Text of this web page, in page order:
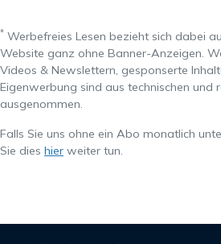
* Werbefreies Lesen bezieht sich dabei
Website ganz ohne Banner-Anzeigen.
Videos & Newslettern, gesponserte
Eigenwerbung sind aus technischen und
ausgenommen.
Falls Sie uns ohne ein Abo monatlich
Sie dies hier weiter tun.